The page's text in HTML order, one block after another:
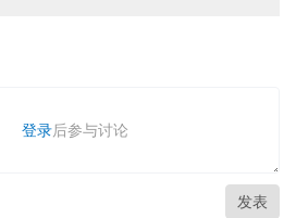
登录后参与讨论
发表